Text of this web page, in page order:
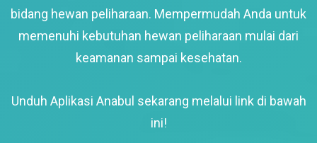
bidang hewan peliharaan. Mempermudah Anda untuk
memenuhi kebutuhan hewan peliharaan mulai dari
keamanan sampai kesehatan.
Unduh Aplikasi Anabul sekarang melalui link di bawah
ini!